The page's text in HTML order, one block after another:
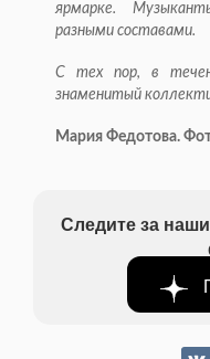
ярмарке.
разными составами.
С тех пор, в
знаменитый
Мария Федотова.
Следите за